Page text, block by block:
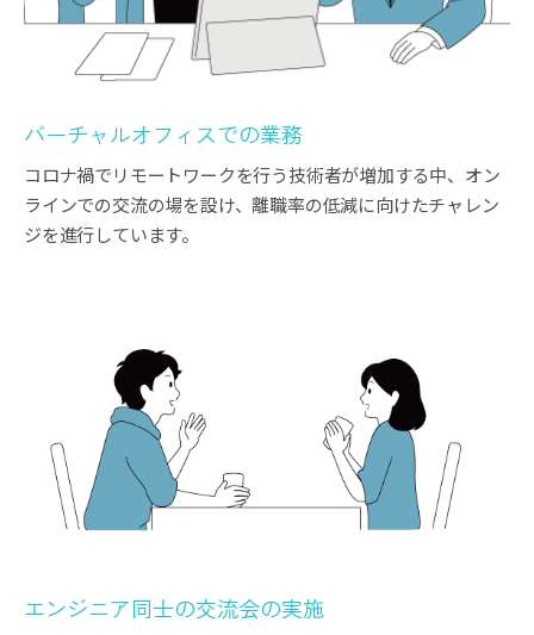
バーチャルオフィスでの業務
コロナ禍でリモートワークを行う技術者が増加する中、オン
ラインでの交流の場を設け、離職率の低減に向けたチャレン
ジを進行しています。
エンジニア同士の交流会の実施